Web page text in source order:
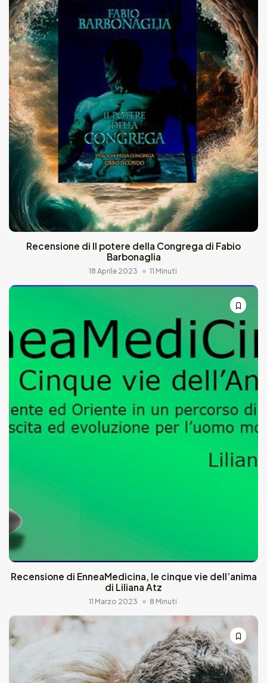
Recensione di Il potere della Congrega di Fabio
Barbonaglia
18 Aprile 2023 11 Minuti
Recensione di EnneaMedicina, le cinque vie dell’anima
di Liliana Atz
11 Marzo 2023 8 Minuti